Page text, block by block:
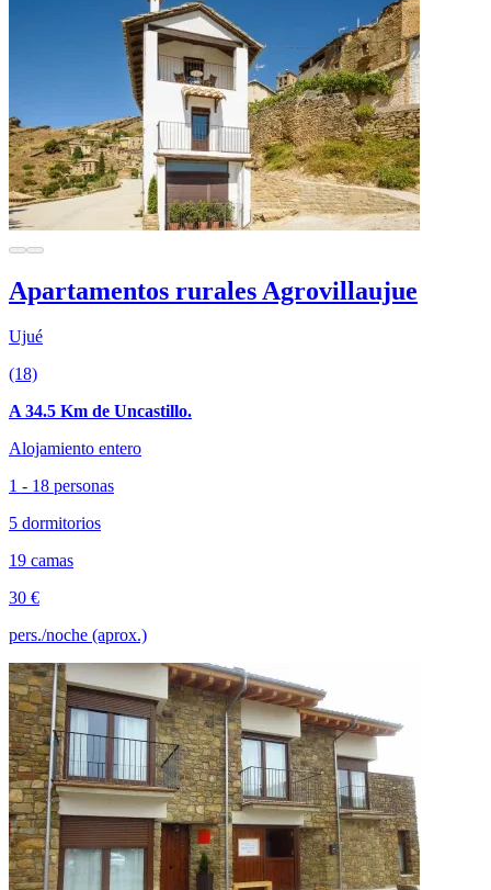
Apartamentos rurales Agrovillaujue
Ujué
(18)
A 34.5 Km de Uncastillo.
Alojamiento entero
1 - 18 personas
5 dormitorios
19 camas
30 €
pers./noche (aprox.)